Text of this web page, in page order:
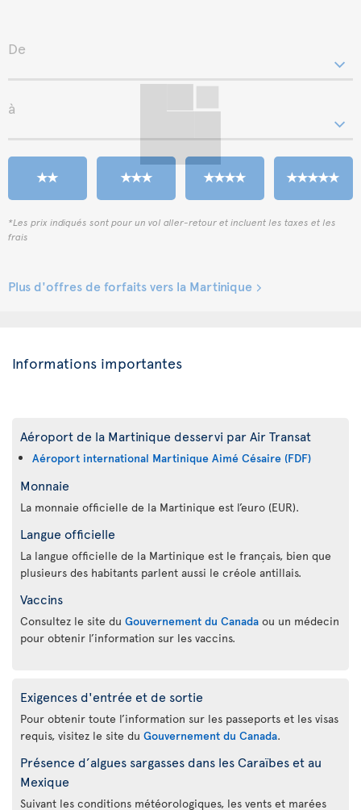
De
à
*Les prix indiqués sont pour un vol aller-retour et incluent les taxes et les
frais
Plus d'offres de forfaits vers la Martinique
Informations importantes
Aéroport de la Martinique desservi par Air Transat
Aéroport international Martinique Aimé Césaire (FDF)
Monnaie
La monnaie officielle de la Martinique est l’euro (EUR).
Langue officielle
La langue officielle de la Martinique est le français, bien que
plusieurs des habitants parlent aussi le créole antillais.
Vaccins
Consultez le site du Gouvernement du Canada ou un médecin
pour obtenir l’information sur les vaccins.
Exigences d'entrée et de sortie
Pour obtenir toute l’information sur les passeports et les visas
requis, visitez le site du Gouvernement du Canada.
Présence d’algues sargasses dans les Caraïbes et au
Mexique
Suivant les conditions météorologiques, les vents et marées